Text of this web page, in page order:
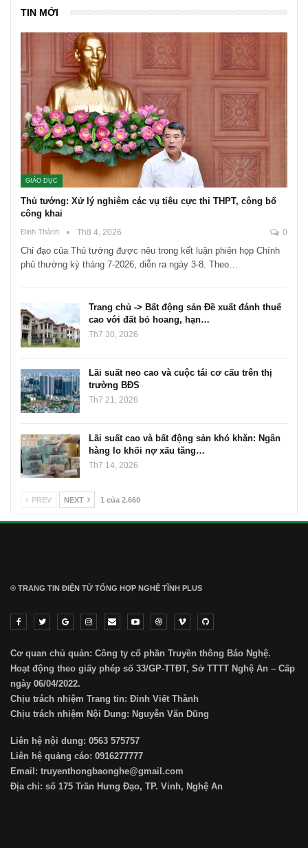
TIN MỚI
GIÁO DỤC
Thủ tướng: Xử lý nghiêm các vụ tiêu cực thi THPT, công bố
công khai
Đinh Thành Th8 4, 2026 0
Chỉ đạo của Thủ tướng được nêu trong kết luận phiên họp Chính
phủ thường kỳ tháng 7-2026, diễn ra ngày 3-8. Theo…
Trang chủ -> Bất động sản Đề xuất đánh thuế
cao với đất bỏ hoang, hạn…
Th7 30, 2026
Lãi suất neo cao và cuộc tái cơ cấu trên thị
trường BĐS
Th7 21, 2026
Lãi suất cao và bất động sản khó khăn: Ngân
hàng lo khối nợ xấu tăng…
Th7 14, 2026
PREV NEXT 1 của 2.660
® TRANG TIN ĐIỆN TỬ ТỔNG HỢP NGHỆ TĨNH PLUS
Cơ quan chủ quản: Công ty cổ phần Truyền thông Báo Nghệ.
Hoạt động theo giấy phép số 33/GP-TTĐT, Sở TTTT Nghệ An – Cấp
ngày 06/04/2022.
Chịu trách nhiệm Trang tin: Đinh Viết Thành
Chịu trách nhiệm Nội Dung: Nguyễn Văn Dũng
Liên hệ nội dung: 0563 575757
Liên hệ quảng cáo: 0916277777
Email: truyenthongbaonghe@gmail.com
Địa chỉ: số 175 Trần Hưng Đạo, TP. Vinh, Nghệ An